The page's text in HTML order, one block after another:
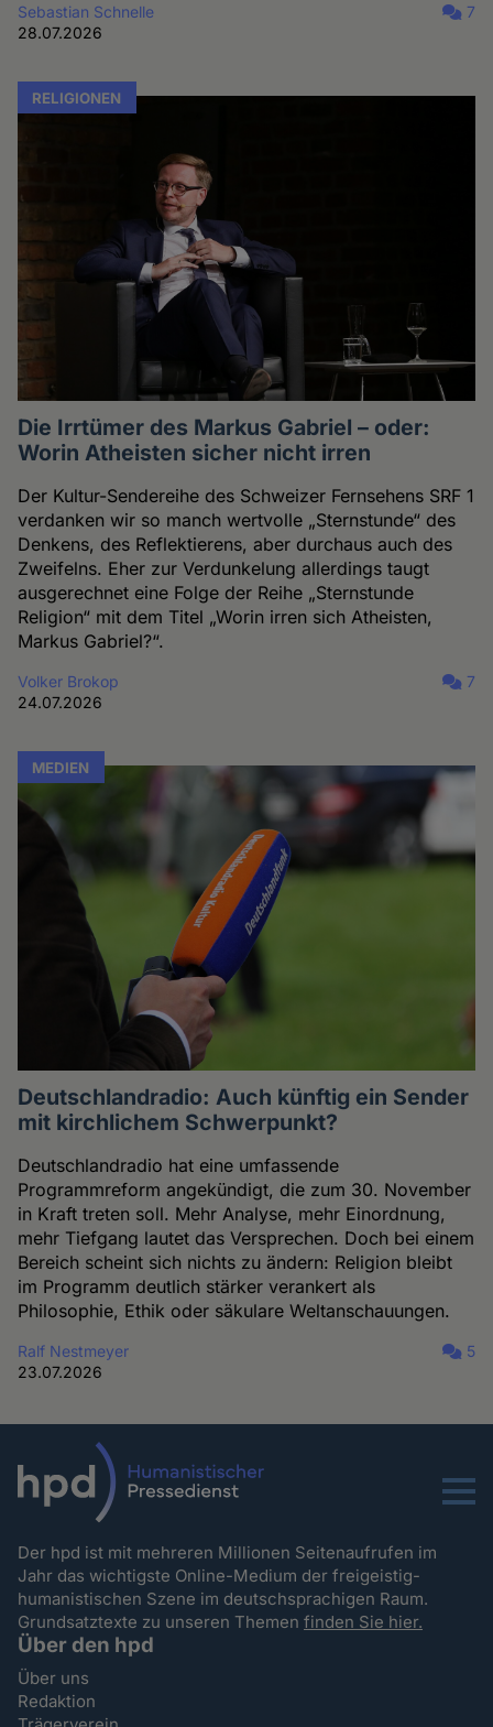
Sebastian Schnelle
28.07.2026
7
RELIGIONEN
Die Irrtümer des Markus Gabriel – oder:
Worin Atheisten sicher nicht irren
Der Kultur-Sendereihe des Schweizer Fernsehens SRF 1
verdanken wir so manch wertvolle „Sternstunde“ des
Denkens, des Reflektierens, aber durchaus auch des
Zweifelns. Eher zur Verdunkelung allerdings taugt
ausgerechnet eine Folge der Reihe „Sternstunde
Religion“ mit dem Titel „Worin irren sich Atheisten,
Markus Gabriel?“.
Volker Brokop
24.07.2026
7
MEDIEN
Deutschlandradio: Auch künftig ein Sender
mit kirchlichem Schwerpunkt?
Deutschlandradio hat eine umfassende
Programmreform angekündigt, die zum 30. November
in Kraft treten soll. Mehr Analyse, mehr Einordnung,
mehr Tiefgang lautet das Versprechen. Doch bei einem
Bereich scheint sich nichts zu ändern: Religion bleibt
im Programm deutlich stärker verankert als
Philosophie, Ethik oder säkulare Weltanschauungen.
Ralf Nestmeyer
23.07.2026
5
Menu
Der hpd ist mit mehreren Millionen Seitenaufrufen im
Jahr das wichtigste Online-Medium der freigeistig-
humanistischen Szene im deutschsprachigen Raum.
Grundsatztexte zu unseren Themenfinden Sie hier.
Über den hpd
Über uns
Redaktion